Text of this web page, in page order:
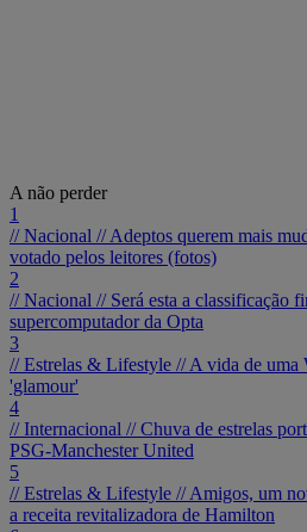
A não perder
1
// Nacional //Adeptos querem mais
votado pelos leitores (fotos)
2
// Nacional // Será esta a classificação
supercomputador da Opta
3
// Estrelas & Lifestyle //A vida de uma
'glamour'
4
// Internacional //Chuva de estrelas
PSG-Manchester United
5
// Estrelas & Lifestyle //Amigos, um
a receita revitalizadora de Hamilton